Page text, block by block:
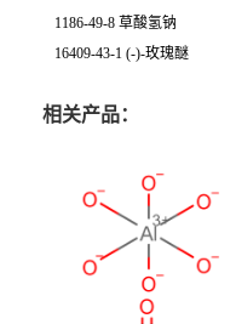
1186-49-8 草酸氢钠
16409-43-1 (-)-玫瑰醚
相关产品：